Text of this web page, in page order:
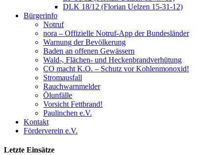
DLK 18/12 (Florian Uelzen 15-31-12)
Bürgerinfo
Notruf
nora – Offizielle Notruf-App der Bundesländer
Warnung der Bevölkerung
Baden an offenen Gewässern
Wald-, Flächen- und Heckenbrandverhütung
CO macht K.O. – Schutz vor Kohlenmonoxid!
Stromausfall
Rauchwarnmelder
Ölunfälle
Vorsicht Fettbrand!
Paulinchen e.V.
Kontakt
Förderverein e.V.
Letzte Einsätze